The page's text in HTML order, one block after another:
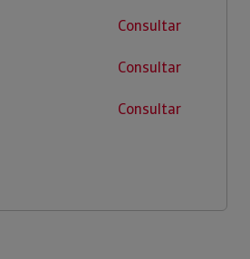
Consultar
Consultar
Consultar